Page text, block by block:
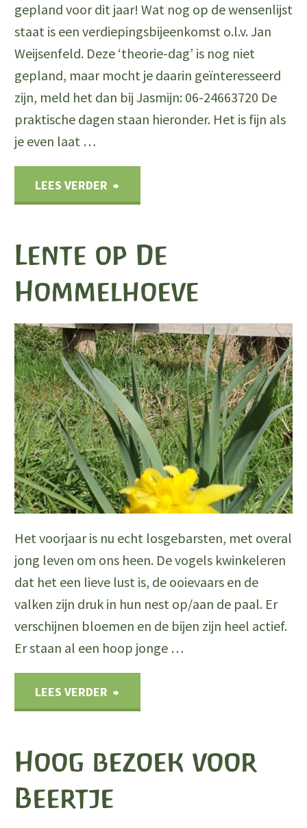
gepland voor dit jaar! Wat nog op de wensenlijst
staat is een verdiepingsbijeenkomst o.l.v. Jan
Weijsenfeld. Deze ‘theorie-dag’ is nog niet
gepland, maar mocht je daarin geïnteresseerd
zijn, meld het dan bij Jasmijn: 06-24663720 De
praktische dagen staan hieronder. Het is fijn als
je even laat …
LEES VERDER "Nieuwe
gepland:
14,
22
en
25
mei
en
verder"
Lente op De
Hommelhoeve
Het voorjaar is nu echt losgebarsten, met overal
jong leven om ons heen. De vogels kwinkeleren
dat het een lieve lust is, de ooievaars en de
valken zijn druk in hun nest op/aan de paal. Er
verschijnen bloemen en de bijen zijn heel actief.
Er staan al een hoop jonge …
LEES VERDER "Lente
De
Hoog bezoek voor
Beertje